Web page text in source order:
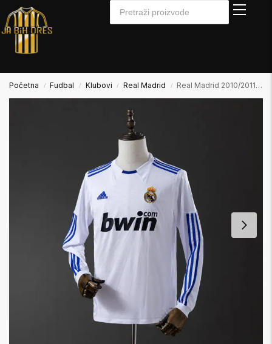
Početna / Fudbal / Klubovi / Real Madrid / Real Madrid 2010/2011 Home Domaći Dugi Rukav